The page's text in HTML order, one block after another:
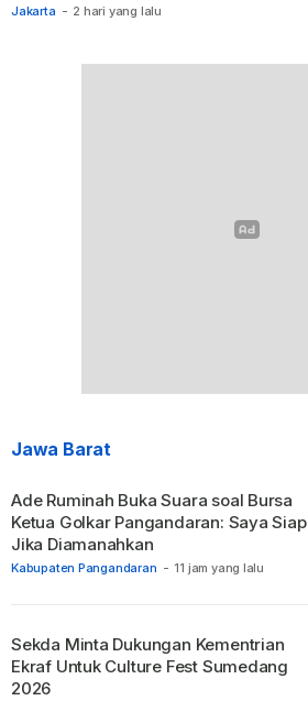
Jakarta - 2 hari yang lalu
Jawa Barat
Kabupaten Pangandaran - 11 jam yang lalu
Ade Ruminah Buka Suara soal Bursa
Ketua Golkar Pangandaran: Saya Siap
Jika Diamanahkan
Sekda Minta Dukungan Kementrian
Ekraf Untuk Culture Fest Sumedang
2026